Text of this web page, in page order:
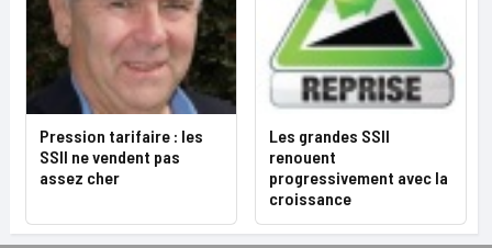
Pression tarifaire : les
SSII ne vendent pas
assez cher
Les grandes SSII
renouent
progressivement avec la
croissance